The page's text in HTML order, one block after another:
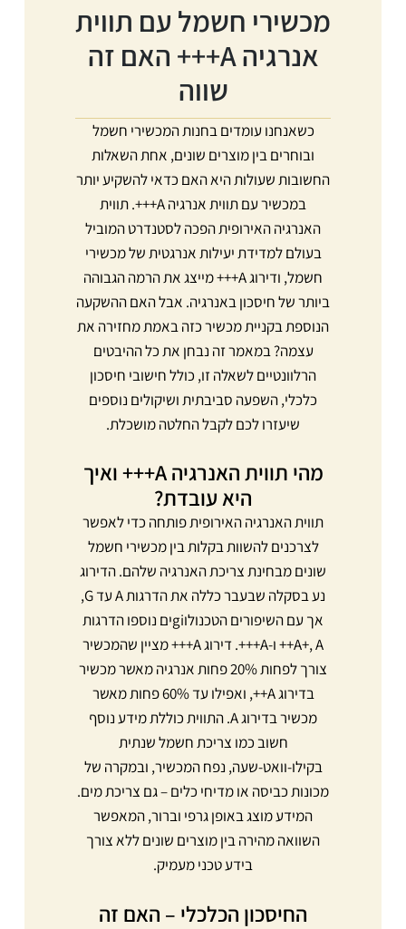
מכשירי חשמל עם תווית
אנרגיה A+++ האם זה
שווה
כשאנחנו עומדים בחנות המכשירי חשמל
ובוחרים בין מוצרים שונים, אחת השאלות
החשובות שעולות היא האם כדאי להשקיע יותר
במכשיר עם תווית אנרגיה A+++. תווית
האנרגיה האירופית הפכה לסטנדרט המוביל
בעולם למדידת יעילות אנרגטית של מכשירי
חשמל, ודירוג A+++ מייצג את הרמה הגבוהה
ביותר של חיסכון באנרגיה. אבל האם ההשקעה
הנוספת בקניית מכשיר כזה באמת מחזירה את
עצמה? במאמר זה נבחן את כל ההיבטים
הרלוונטיים לשאלה זו, כולל חישובי חיסכון
כלכלי, השפעה סביבתית ושיקולים נוספים
שיעזרו לכם לקבל החלטה מושכלת.
מהי תווית האנרגיה A+++ ואיך
היא עובדת?
תווית האנרגיה האירופית פותחה כדי לאפשר
לצרכנים להשוות בקלות בין מכשירי חשמל
שונים מבחינת צריכת האנרגיה שלהם. הדירוג
נע בסקלה שבעבר כללה את הדרגות A עד G,
אך עם השיפורים הטכנולוgiים נוספו הדרגות
A+, A++ ו-A+++. דירוג A+++ מציין שהמכשיר
צורך לפחות 20% פחות אנרגיה מאשר מכשיר
בדירוג A++, ואפילו עד 60% פחות מאשר
מכשיר בדירוג A. התווית כוללת מידע נוסף
חשוב כמו צריכת חשמל שנתית
בקילו-וואט-שעה, נפח המכשיר, ובמקרה של
מכונות כביסה או מדיחי כלים – גם צריכת מים.
המידע מוצג באופן גרפי וברור, המאפשר
השוואה מהירה בין מוצרים שונים ללא צורך
בידע טכני מעמיק.
החיסכון הכלכלי – האם זה